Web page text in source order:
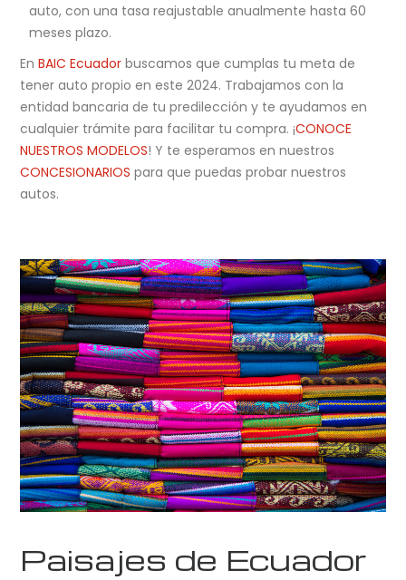
auto, con una tasa reajustable anualmente hasta 60
meses plazo.
EnBAIC Ecuador buscamos que cumplas tu meta de
tener auto propio en este 2024. Trabajamos con la
entidad bancaria de tu predilección y te ayudamos en
cualquier trámite para facilitar tu compra. ¡CONOCE
NUESTROS MODELOS! Y te esperamos en nuestros
CONCESIONARIOS para que puedas probar nuestros
autos.
Paisajes de Ecuador